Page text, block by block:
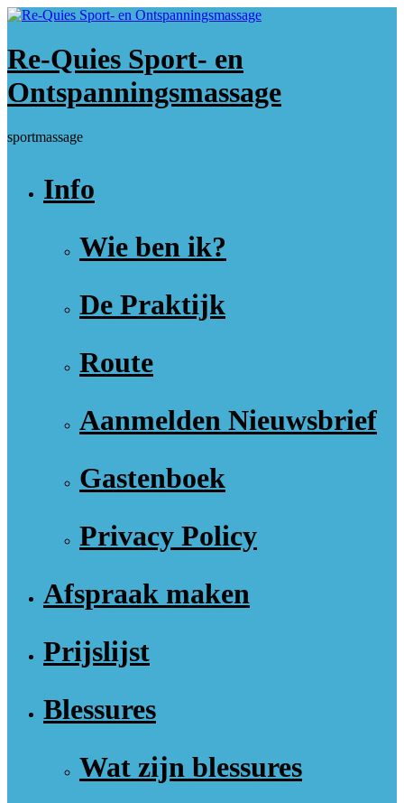
Ga
de
inhoud
Re-Quies Sport- en
Ontspanningsmassage
sportmassage
Info
Wie ben ik?
De Praktijk
Route
Aanmelden Nieuwsbrief
Gastenboek
Privacy Policy
Afspraak maken
Prijslijst
Blessures
Wat zijn blessures